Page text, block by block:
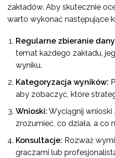
zakładów. Aby skutecznie
warto wykonać następujące
Regularne zbieranie
temat każdego zakładu,
wyniku.
Kategoryzacja wyników:
aby zobaczyć, które
Wnioski: Wyciągnij wnioski
zrozumieć, co działa, a co
Konsultacje: Rozważ
graczami lub